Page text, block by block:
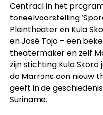
Centraal in het
toneelvoorstelling
Pleintheater en Kula
en José Tojo – een
theatermaker en zelf
zijn stichting Kula
de Marrons een nieuw
geeft in de
Suriname.